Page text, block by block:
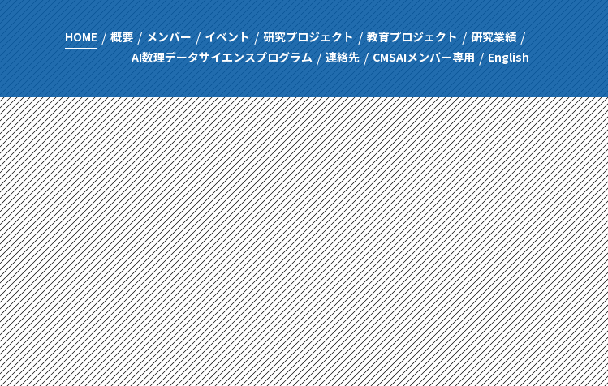
HOME 概要 メンバー イベント 研究プロジェクト 教育プロジェクト
研究業績
AI数理データサイエンスプログラム
連絡先 CMSAIメンバー専用 English